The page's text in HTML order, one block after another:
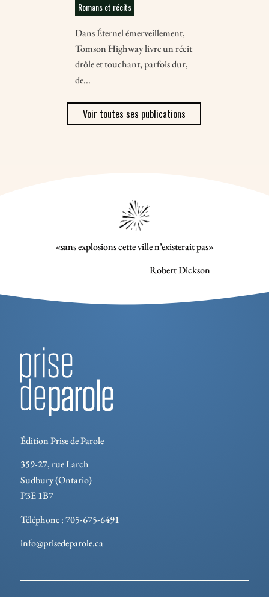
Romans et récits
Dans Éternel émerveillement,
Tomson Highway livre un récit
drôle et touchant, parfois dur,
de...
Voir toutes ses publications
«sans explosions cette ville n’existerait pas»
Robert Dickson
Édition Prise de Parole
359-27, rue Larch
Sudbury (Ontario)
P3E 1B7
Téléphone : 705-675-6491
info@prisedeparole.ca